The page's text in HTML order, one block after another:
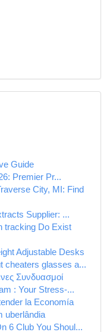
Guide
Premier Pr...
City, MI: Find
Supplier: ...
tracking Do Exist
Adjustable Desks
cheaters glasses a...
Συνδυασμοί
: Your Stress-...
la Economía
uberlândia
6 Club You Shoul...